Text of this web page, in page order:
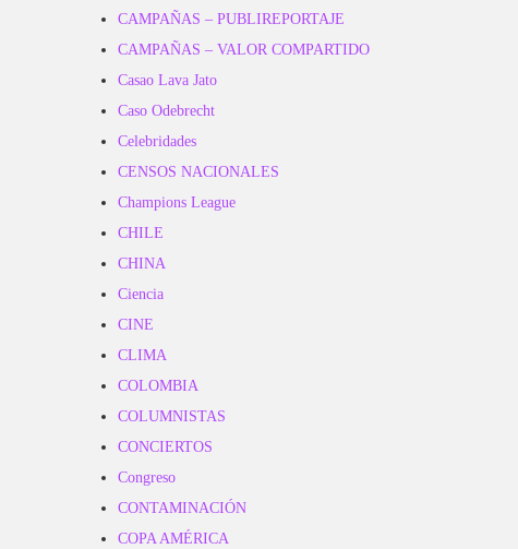
CAMPAÑAS – PUBLIREPORTAJE
CAMPAÑAS – VALOR COMPARTIDO
Casao Lava Jato
Caso Odebrecht
Celebridades
CENSOS NACIONALES
Champions League
CHILE
CHINA
Ciencia
CINE
CLIMA
COLOMBIA
COLUMNISTAS
CONCIERTOS
Congreso
CONTAMINACIÓN
COPA AMÉRICA